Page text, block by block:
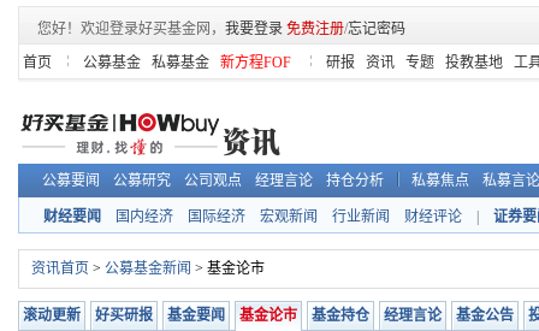
您好！欢迎登录好买基金网， 我要登录 免费注册/忘记密码
首页
公募基金 私募基金 新方程FOF 研报 资讯 专题 投教基地 工
公募要闻 公募研究 公司观点 经理言论 持仓分析 私募焦点 私募言论
财经要闻 国内经济 国际经济 宏观新闻 行业新闻 财经评论 证券
资讯首页 > 公募基金新闻 > 基金论市
滚动更新 好买研报 基金要闻 基金论市 基金持仓 经理言论 基金公告